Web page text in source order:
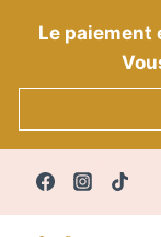
Le paiement